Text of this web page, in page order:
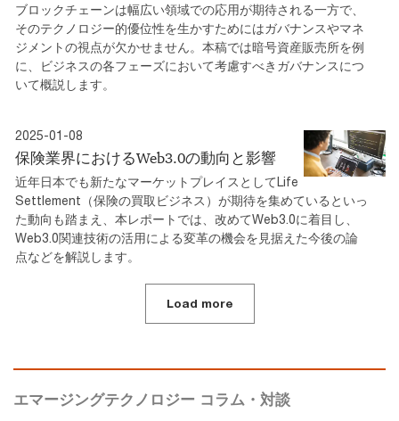
ブロックチェーンは幅広い領域での応用が期待される一方で、
そのテクノロジー的優位性を生かすためにはガバナンスやマネ
ジメントの視点が欠かせません。本稿では暗号資産販売所を例
に、ビジネスの各フェーズにおいて考慮すべきガバナンスにつ
いて概説します。
2025-01-08
保険業界におけるWeb3.0の動向と影響
近年日本でも新たなマーケットプレイスとしてLife
Settlement（保険の買取ビジネス）が期待を集めているといっ
た動向も踏まえ、本レポートでは、改めてWeb3.0に着目し、
Web3.0関連技術の活用による変革の機会を見据えた今後の論
点などを解説します。
Load more
エマージングテクノロジー コラム・対談